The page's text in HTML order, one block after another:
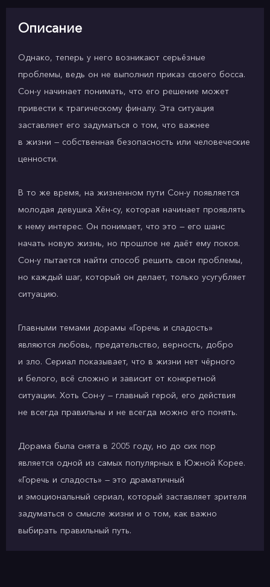
Описание
Однако, теперь у него возникают серьёзные
проблемы, ведь он не выполнил приказ своего босса.
Сон-у начинает понимать, что его решение может
привести к трагическому финалу. Эта ситуация
заставляет его задуматься о том, что важнее
в жизни — собственная безопасность или человеческие
ценности.
В то же время, на жизненном пути Сон-у появляется
молодая девушка Хён-су, которая начинает проявлять
к нему интерес. Он понимает, что это — его шанс
начать новую жизнь, но прошлое не даёт ему покоя.
Сон-у пытается найти способ решить свои проблемы,
но каждый шаг, который он делает, только усугубляет
ситуацию.
Главными темами дорамы «Горечь и сладость»
являются любовь, предательство, верность, добро
и зло. Сериал показывает, что в жизни нет чёрного
и белого, всё сложно и зависит от конкретной
ситуации. Хоть Сон-у — главный герой, его действия
не всегда правильны и не всегда можно его понять.
Дорама была снята в 2005 году, но до сих пор
является одной из самых популярных в Южной Корее.
«Горечь и сладость» — это драматичный
и эмоциональный сериал, который заставляет зрителя
задуматься о смысле жизни и о том, как важно
выбирать правильный путь.